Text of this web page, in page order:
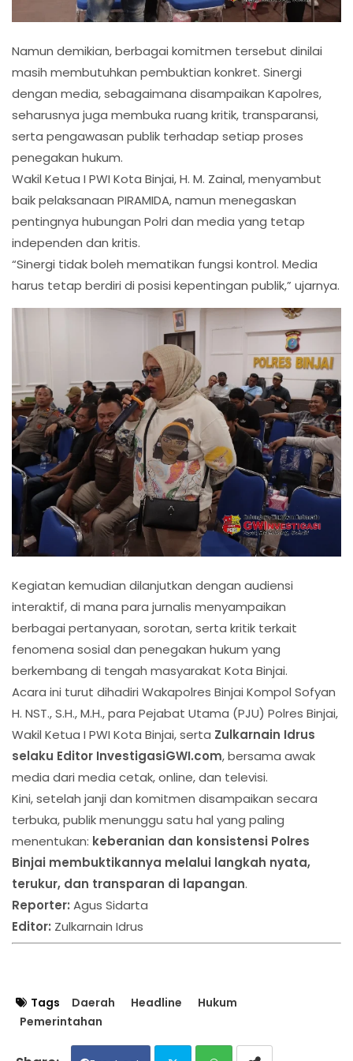
Namun demikian, berbagai komitmen tersebut dinilai
masih membutuhkan pembuktian konkret. Sinergi
dengan media, sebagaimana disampaikan Kapolres,
seharusnya juga membuka ruang kritik, transparansi,
serta pengawasan publik terhadap setiap proses
penegakan hukum.
Wakil Ketua I PWI Kota Binjai, H. M. Zainal, menyambut
baik pelaksanaan PIRAMIDA, namun menegaskan
pentingnya hubungan Polri dan media yang tetap
independen dan kritis.
“Sinergi tidak boleh mematikan fungsi kontrol. Media
harus tetap berdiri di posisi kepentingan publik,” ujarnya.
Kegiatan kemudian dilanjutkan dengan audiensi
interaktif, di mana para jurnalis menyampaikan
berbagai pertanyaan, sorotan, serta kritik terkait
fenomena sosial dan penegakan hukum yang
berkembang di tengah masyarakat Kota Binjai.
Acara ini turut dihadiri Wakapolres Binjai Kompol Sofyan
H. NST., S.H., M.H., para Pejabat Utama (PJU) Polres Binjai,
Wakil Ketua I PWI Kota Binjai, serta Zulkarnain Idrus
selaku Editor InvestigasiGWI.com, bersama awak
media dari media cetak, online, dan televisi.
Kini, setelah janji dan komitmen disampaikan secara
terbuka, publik menunggu satu hal yang paling
menentukan: keberanian dan konsistensi Polres
Binjai membuktikannya melalui langkah nyata,
terukur, dan transparan di lapangan.
Reporter: Agus Sidarta
Editor: Zulkarnain Idrus
Tags Daerah Headline
Hukum
Pemerintahan